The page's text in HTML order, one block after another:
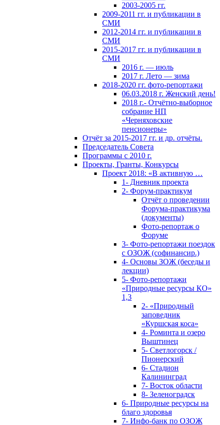
2003-2005 гг.
2009-2011 гг. и публикации в
СМИ
2012-2014 гг. и публикации в
СМИ
2015-2017 гг. и публикации в
СМИ
2016 г. — июль
2017 г. Лето — зима
2018-2020 гг. фото-репортажи
06.03.2018 г. Женский день!
2018 г.- Отчётно-выборное
собрание НП
«Черняховские
пенсионеры»
Отчёт за 2015-2017 гг. и др. отчёты.
Председатель Совета
Программы с 2010 г.
Проекты, Гранты, Конкурсы
Проект 2018: «В активную …
1- Дневник проекта
2- Форум-практикум
Отчёт о проведении
Форума-практикума
(документы)
Фото-репортаж о
Форуме
3- Фото-репортажи поездок
с ОЗОЖ (софинансир.)
4- Основы ЗОЖ (беседы и
лекции)
5- Фото-репортажи
«Природные ресурсы КО»
1,3
2- «Природный
заповедник
«Куршская коса»
4- Роминта и озеро
Выштинец
5- Светлогорск /
Пионерский
6- Стадион
Калининград
7- Восток области
8- Зеленоградск
6- Природные ресурсы на
благо здоровья
7- Инфо-банк по ОЗОЖ